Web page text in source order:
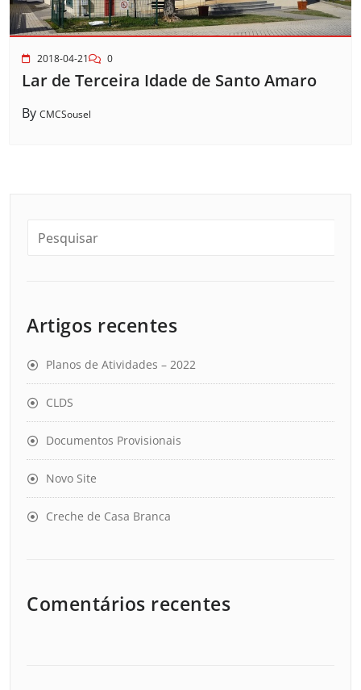
2018-04-21 0
Lar de Terceira Idade de Santo Amaro
By CMCSousel
Artigos recentes
Planos de Atividades – 2022
CLDS
Documentos Provisionais
Novo Site
Creche de Casa Branca
Comentários recentes